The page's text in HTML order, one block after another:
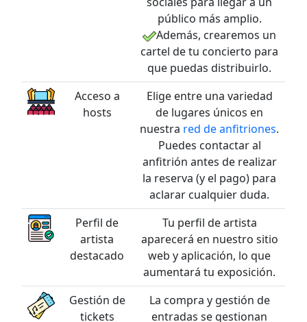
público más amplio.
Además, crearemos un
cartel de tu concierto para
que puedas distribuirlo.
Acceso a
hosts
Elige entre una variedad
de lugares únicos en
nuestra red de anfitriones.
Puedes contactar al
anfitrión antes de realizar
la reserva (y el pago) para
aclarar cualquier duda.
Perfil de
artista
destacado
Tu perfil de artista
aparecerá en nuestro sitio
web y aplicación, lo que
aumentará tu exposición.
Gestión de
tickets
La compra y gestión de
entradas se gestionan